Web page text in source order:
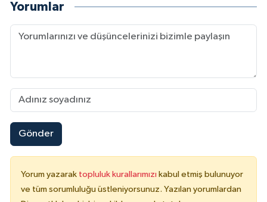
Yorumlar
Gönder
Yorum yazarak topluluk kurallarımızı kabul etmiş bulunuyor
ve tüm sorumluluğu üstleniyorsunuz. Yazılan yorumlardan
Hatay Müftülüğü
Iğdır Müftülüğü
İstanbul Müftülüğü
İzmir Müftülüğü
Kahramanmaraş Müftülüğü
Karabük Müftülüğü